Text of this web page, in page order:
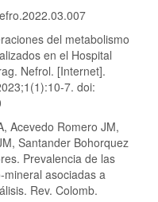
del metabolismo
en el Hospital
Nefrol. [Internet].
7. doi:
Acevedo Romero JM,
Santander Bohorquez
Prevalencia de las
asociadas a
Rev. Colomb.